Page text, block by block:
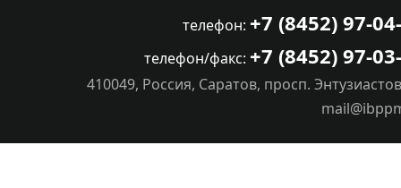
телефон: +7 (8452) 97-
телефон/факс: +7 (8452) 97-
410049, Россия, Саратов, просп.